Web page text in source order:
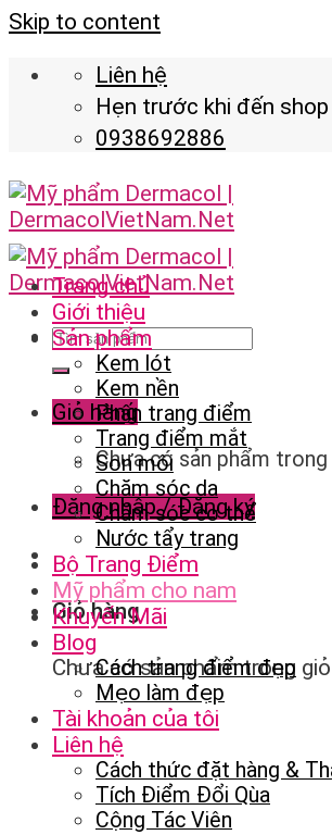
Skip to content
Liên hệ
Hẹn trước khi đến shop
0938692886
Giỏ hàng
Chưa có sản phẩm trong
Đăng nhập / Đăng ký
Giỏ hàng
Chưa có sản phẩm trong
Trang chủ
Giới thiệu
Sản phẩm
Kem lót
Kem nền
Phấn trang điểm
Trang điểm mắt
Son môi
Chăm sóc da
Chăm sóc cơ thể
Nước tẩy trang
Bộ Trang Điểm
Mỹ phẩm cho nam
Khuyến Mãi
Blog
Cách trang điểm đẹp
Mẹo làm đẹp
Tài khoản của tôi
Liên hệ
Cách thức đặt hàng &
Tích Điểm Đổi Qùa
Cộng Tác Viên